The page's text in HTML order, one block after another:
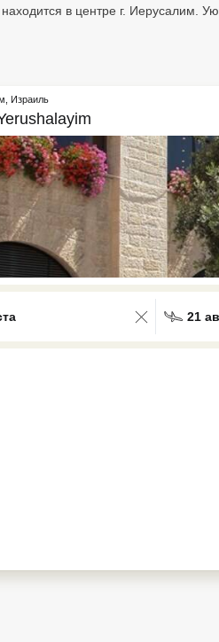
в центре г. Иерусалим.
Израиль
21